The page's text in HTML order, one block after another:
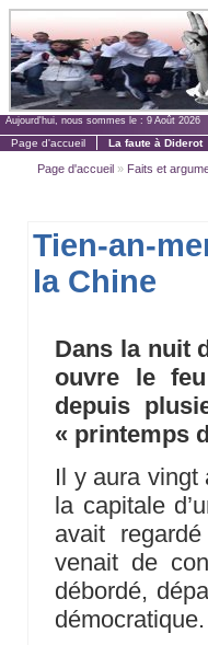
Aujourd'hui, nous sommes le : 9 Août 2026
Page d'accueil La faute à Diderot
Page d'accueil » Faits et
Tien-an-
la Chine
Dans la nuit
ouvre le
depuis
« printemps
Il y aura
la capitale
avait
venait de
débordé,
démocratique.